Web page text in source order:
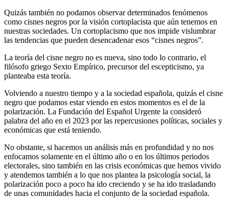
Quizás también no podamos observar determinados fenómenos
como cisnes negros por la visión cortoplacista que aún tenemos en
nuestras sociedades. Un cortoplacismo que nos impide vislumbrar
las tendencias que pueden desencadenar esos “cisnes negros”.
La teoría del cisne negro no es nueva, sino todo lo contrario, el
filósofo griego Sexto Empírico, precursor del escepticismo, ya
planteaba esta teoría.
Volviendo a nuestro tiempo y a la sociedad española, quizás el cisne
negro que podamos estar viendo en estos momentos es el de la
polarización. La Fundación del Español Urgente la consideró
palabra del año en el 2023 por las repercusiones políticas, sociales y
económicas que está teniendo.
No obstante, si hacemos un análisis más en profundidad y no nos
enfocamos solamente en el último año o en los últimos periodos
electorales, sino también en las crisis económicas que hemos vivido
y atendemos también a lo que nos plantea la psicología social, la
polarización poco a poco ha ido creciendo y se ha ido trasladando
de unas comunidades hacia el conjunto de la sociedad española.